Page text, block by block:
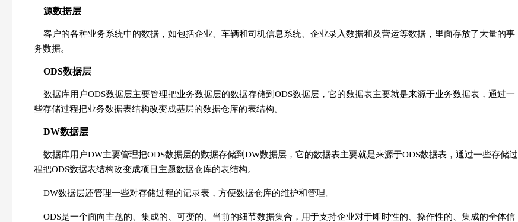
源数据层
客户的各种业务系统中的数据，如包括企业、车辆和司机信息系统、企业录入数据和及营运等数据，里面存放了大量的事
务数据。
ODS数据层
数据库用户ODS数据层主要管理把业务数据层的数据存储到ODS数据层，它的数据表主要就是来源于业务数据表，通过一
些存储过程把业务数据表结构改变成基层的数据仓库的表结构。
DW数据层
数据库用户DW主要管理把ODS数据层的数据存储到DW数据层，它的数据表主要就是来源于ODS数据表，通过一些存储过
程把ODS数据表结构改变成项目主题数据仓库的表结构。
DW数据层还管理一些对存储过程的记录表，方便数据仓库的维护和管理。
ODS是一个面向主题的、集成的、可变的、当前的细节数据集合，用于支持企业对于即时性的、操作性的、集成的全体信